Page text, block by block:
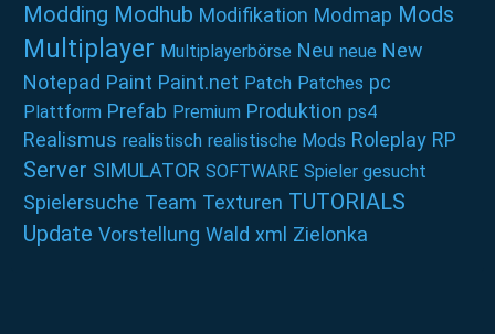
Modding Modhub Modifikation Modmap Mods
Multiplayer Multiplayerbörse Neu neue New
Notepad Paint Paint.net Patch Patches pc
Plattform Prefab Premium Produktion ps4
Realismus realistisch realistische Mods Roleplay RP
Server SIMULATOR SOFTWARE Spieler gesucht
Spielersuche Team Texturen TUTORIALS
Update Vorstellung Wald xml Zielonka